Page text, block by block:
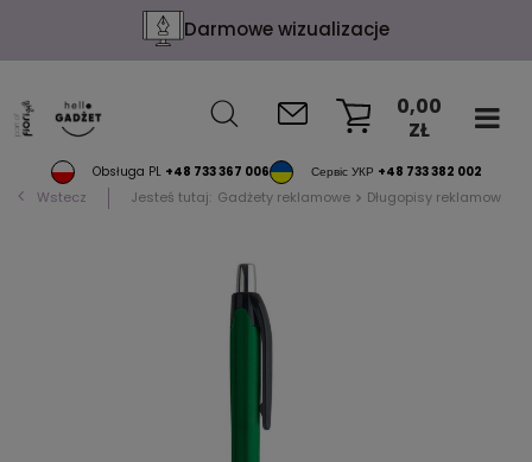
Darmowe wizualizacje
Obsługa PL +48 733 367 006 Сервіс УКР +48 733 382 002
0,00
ZŁ
Wstecz Jesteś tutaj: Gadżety reklamowe Długopisy reklamowe